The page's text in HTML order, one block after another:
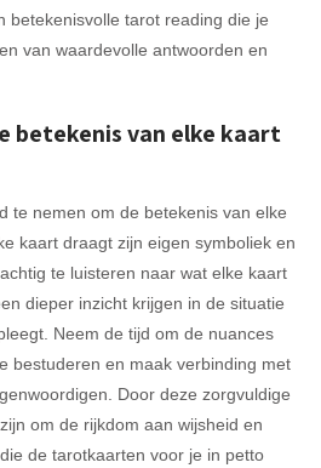
betekenisvolle tarot reading die je
van waardevolle antwoorden en
betekenis van elke kaart
te nemen om de betekenis van elke
kaart draagt zijn eigen symboliek en
te luisteren naar wat elke kaart
dieper inzicht krijgen in de situatie
Neem de tijd om de nuances
bestuderen en maak verbinding met
Door deze zorgvuldige
om de rijkdom aan wijsheid en
de tarotkaarten voor je in petto